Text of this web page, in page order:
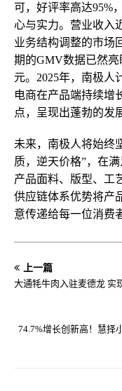
可，好评率高达95%
心与实力。营业收入
业务结构调整的市场
期的GMV数据已然亮
元。2025年，南极人
电商在产品端持续增
点，呈现出蓬勃的发
未来，南极人将始终
质，逆天价格”，在
产品面料、版型、工
供应链体系优势将产
意传递给每一位消费
上一篇
大通牦牛肉入驻麦德龙 实
74.7%增长创新高！慧择